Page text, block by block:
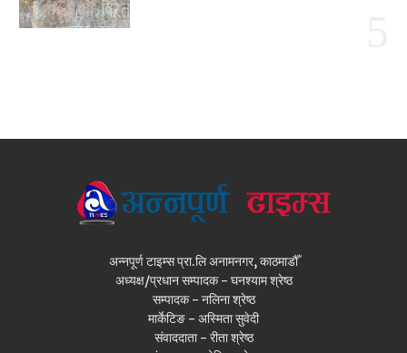
अन्नपूर्ण टाइम्स प्रा.लि अनामनगर, काठमाडौँ
अध्यक्ष/प्रधान सम्पादक - घनश्याम श्रेष्ठ
सम्पादक - नलिना श्रेष्ठ
मार्केटिङ - अस्मिता सुवेदी
संवाददाता - रीता श्रेष्ठ